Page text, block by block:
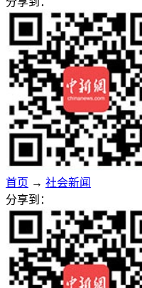
首页 → 社会新闻
分享到：